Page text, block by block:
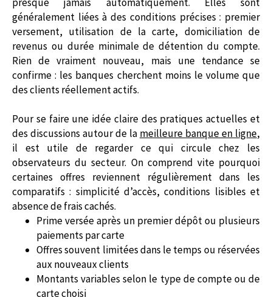
généralement liées à des conditions précises : premier
versement, utilisation de la carte, domiciliation de
revenus ou durée minimale de détention du compte.
Rien de vraiment nouveau, mais une tendance se
confirme : les banques cherchent moins le volume que
des clients réellement actifs.
Pour se faire une idée claire des pratiques actuelles et
des discussions autour de la meilleure banque en ligne,
il est utile de regarder ce qui circule chez les
observateurs du secteur. On comprend vite pourquoi
certaines offres reviennent régulièrement dans les
comparatifs : simplicité d’accès, conditions lisibles et
absence de frais cachés.
Prime versée après un premier dépôt ou plusieurs
paiements par carte
Offres souvent limitées dans le temps ou réservées
aux nouveaux clients
Montants variables selon le type de compte ou de
carte choisi